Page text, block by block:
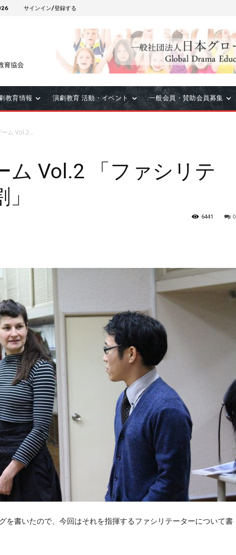
サインイン/登録する
教育情報 演劇教育 活動・イベント 一般会員・賛助会員募集
ム Vol.2...
ム Vol.2 「ファシリテ
0
6441
を書いたので、今回はそれを指揮するファシリテーターについて書